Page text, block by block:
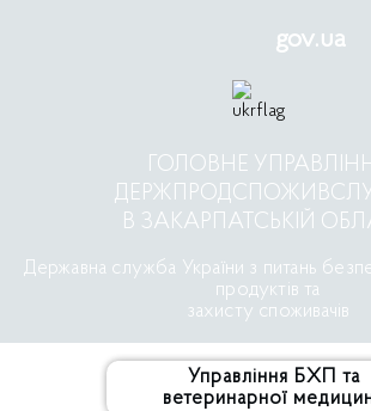
gov.ua
ГОЛОВНЕ
В ЗАКАРПАТСЬКІЙ
Державна служба України з питань
продуктів та
захисту споживачів
Управління БХП та
ветеринарної